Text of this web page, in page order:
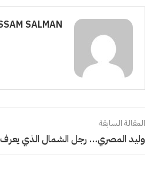
SALMAN
المقالة السابقة
وليد المصري… رجل الشمال الذي يعرف